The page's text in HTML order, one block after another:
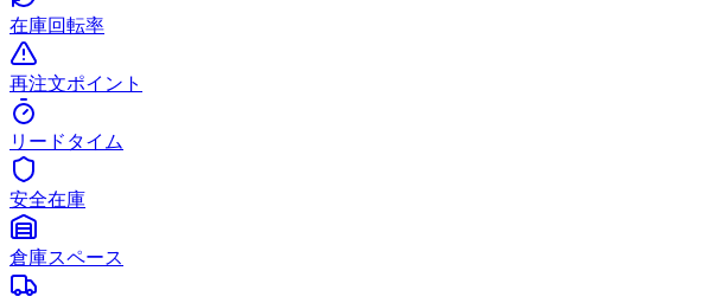
在庫回転率
再注文ポイント
リードタイム
安全在庫
倉庫スペース